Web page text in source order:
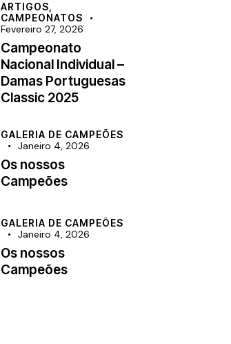
ARTIGOS,
CAMPEONATOS
Fevereiro 27, 2026
Campeonato
Nacional Individual –
Damas Portuguesas
Classic 2025
GALERIA DE CAMPEÕES
Janeiro 4, 2026
Os nossos
Campeões
GALERIA DE CAMPEÕES
Janeiro 4, 2026
Os nossos
Campeões